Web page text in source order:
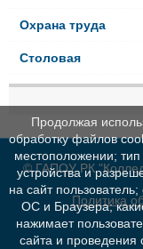
Охрана труда
Столовая
© ГАПОУ РК
Политика
Продолжая
обработку файлов
местоположении;
устройства и
на сайт
ОС и Браузера;
нажимает
сайта и проведения